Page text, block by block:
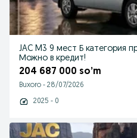
JAC M3 9 мест Б категория
Можно в кредит!
204 687 000 so’m
Buxoro - 28/07/2026
2025 - 0